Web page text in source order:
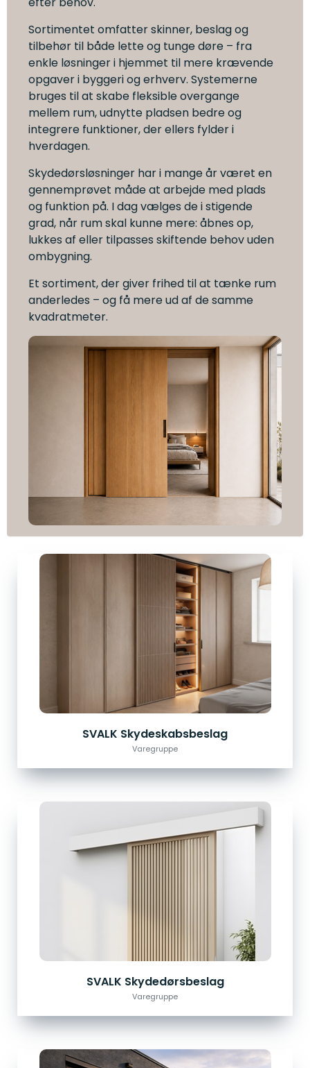
Sortimentet omfatter skinner, beslag og
tilbehør til både lette og tunge døre – fra
enkle løsninger i hjemmet til mere krævende
opgaver i byggeri og erhverv. Systemerne
bruges til at skabe fleksible overgange
mellem rum, udnytte pladsen bedre og
integrere funktioner, der ellers fylder i
hverdagen.
Skydedørsløsninger har i mange år været en
gennemprøvet måde at arbejde med plads
og funktion på. I dag vælges de i stigende
grad, når rum skal kunne mere: åbnes op,
lukkes af eller tilpasses skiftende behov uden
ombygning.
Et sortiment, der giver frihed til at tænke rum
anderledes – og få mere ud af de samme
kvadratmeter.
SVALK Skydeskabsbeslag
Varegruppe
SVALK Skydedørsbeslag
Varegruppe